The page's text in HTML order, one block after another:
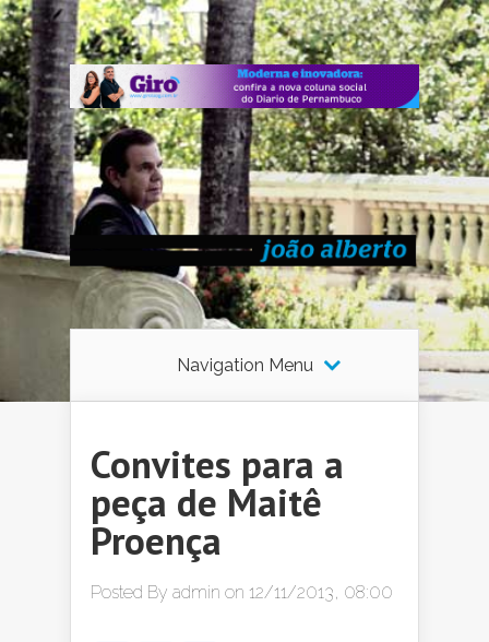
Navigation Menu
Convites para a
peça de Maitê
Proença
Posted By admin on 12/11/2013, 08:00